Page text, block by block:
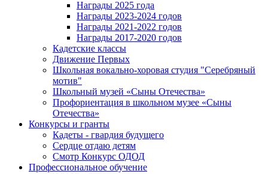
Награды 2025 года
Награды 2023-2024 годов
Награды 2021-2022 годов
Награды 2017-2020 годов
Кадетские классы
Движение Первых
Школьная вокально-хоровая студия "Серебряный
мотив"
Школьный музей «Сыны Отечества»
Профориентация в школьном музее «Сыны
Отечества»
Конкурсы и гранты
Кадеты - гвардия будущего
Сердце отдаю детям
Смотр Конкурс ОДОД
Профессиональное обучение